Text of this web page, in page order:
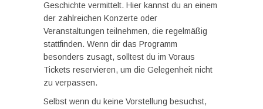
Geschichte vermittelt. Hier kannst du an einem
der zahlreichen Konzerte oder
Veranstaltungen teilnehmen, die regelmäßig
stattfinden. Wenn dir das Programm
besonders zusagt, solltest du im Voraus
Tickets reservieren, um die Gelegenheit nicht
zu verpassen.
Selbst wenn du keine Vorstellung besuchst,